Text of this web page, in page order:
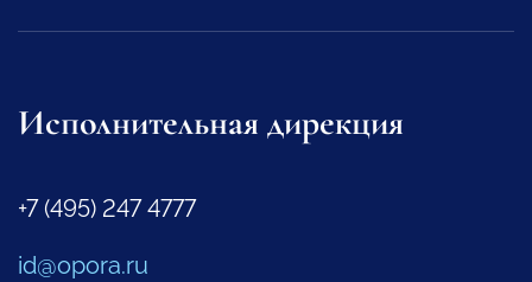
Исполнительная дирекция
+7 (495) 247 4777
id@opora.ru